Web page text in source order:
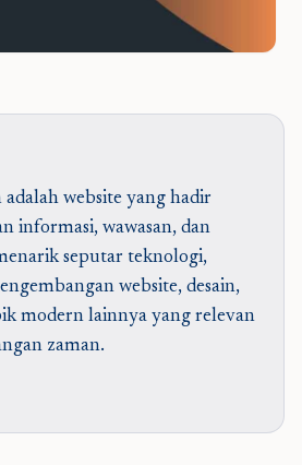
website yang hadir
informasi, wawasan, dan
seputar teknologi,
website, desain,
modern lainnya yang relevan
zaman.